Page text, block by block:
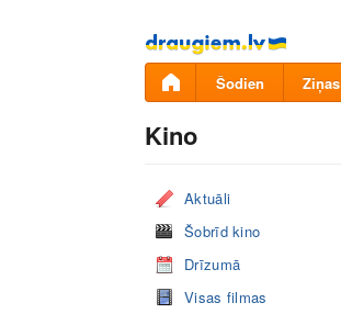
Pāriet
uz
saturu
Šodien Ziņas
Kino
Aktuāli
Šobrīd kino
Drīzumā
Visas filmas